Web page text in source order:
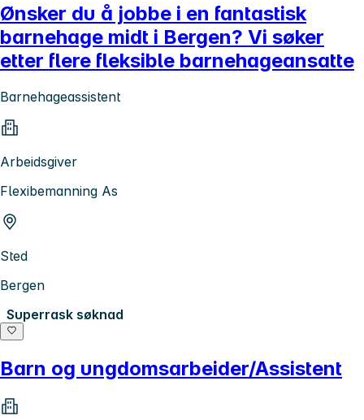
Ønsker du å jobbe i en fantastisk
barnehage midt i Bergen? Vi søker
etter flere fleksible barnehageansatte
Barnehageassistent
Arbeidsgiver
Flexibemanning As
Sted
Bergen
Superrask søknad
Barn og ungdomsarbeider/Assistent